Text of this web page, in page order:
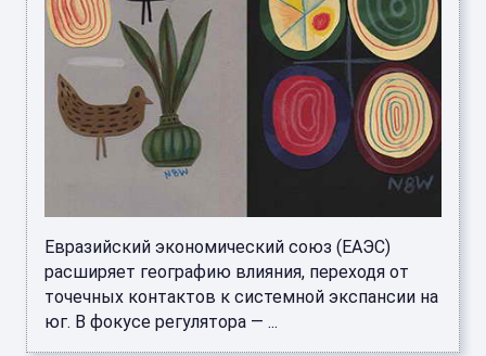
Евразийский экономический союз (ЕАЭС)
расширяет географию влияния, переходя от
точечных контактов к системной экспансии на
юг. В фокусе регулятора — ...